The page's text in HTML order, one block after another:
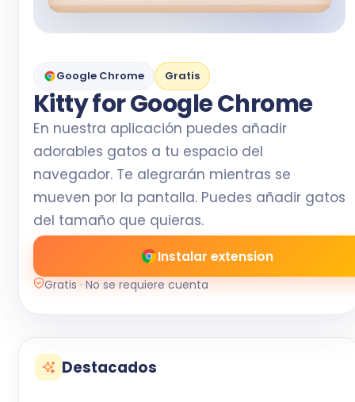
Google Chrome Gratis
Kitty for Google Chrome
En nuestra aplicación puedes añadir
adorables gatos a tu espacio del
navegador. Te alegrarán mientras se
mueven por la pantalla. Puedes añadir gatos
del tamaño que quieras.
Instalar extension
Gratis · No se requiere cuenta
Destacados